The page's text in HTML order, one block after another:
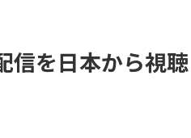
信を日本から視聴